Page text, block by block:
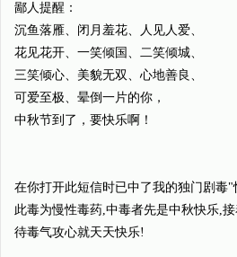
鄙人提醒：
沉鱼落雁、闭月羞花、人见人爱、
花见花开、一笑倾国、二笑倾城、
三笑倾心、美貌无双、心地善良、
可爱至极、晕倒一片的你，
中秋节到了，要快乐啊！
在你打开此短信时已中了我的独门剧毒"
此毒为慢性毒药,中毒者先是中秋快乐,
待毒气攻心就天天快乐!